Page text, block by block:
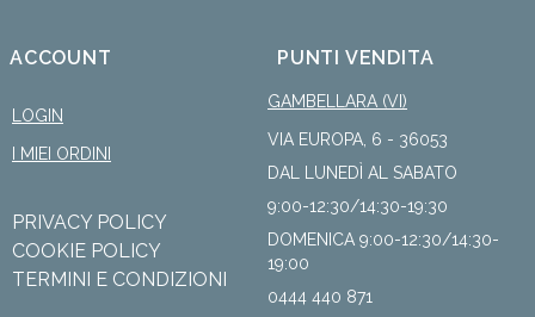
ACCOUNT
LOGIN
I MIEI ORDINI
PRIVACY POLICY
COOKIE POLICY
TERMINI E CONDIZIONI
PUNTI VENDITA
GAMBELLARA (VI)
VIA EUROPA, 6 - 36053
DAL LUNEDÌ AL SABATO
9:00-12:30/14:30-19:30
DOMENICA 9:00-12:30/14:30-
19:00
0444 440 871